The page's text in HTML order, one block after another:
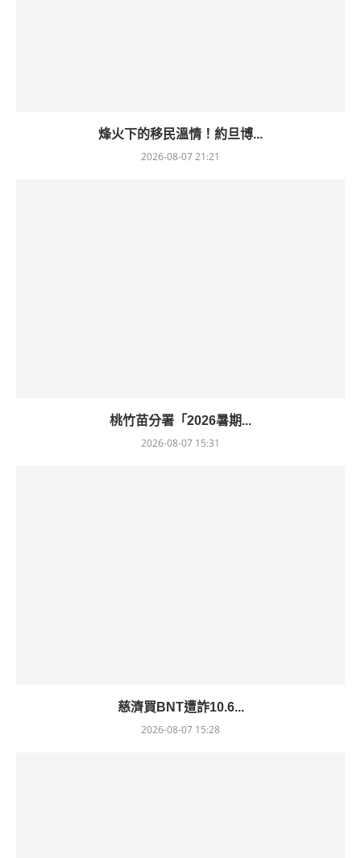
烽火下的移民溫情！約旦博...
2026-08-07 21:21
桃竹苗分署「2026暑期...
2026-08-07 15:31
慈濟買BNT遭詐10.6...
2026-08-07 15:28